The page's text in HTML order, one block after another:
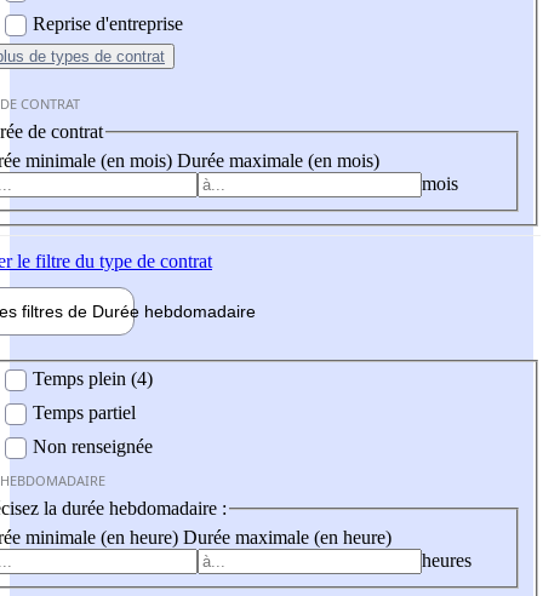
Reprise d'entreprise
de types de contrat
CONTRAT
de contrat
minimale (en mois) Durée maximale (en mois)
mois
le filtre du type de contrat
filtres de Durée hebdomadaire
Temps plein (4)
Temps partiel
Non renseignée
la durée hebdomadaire :
minimale (en heure) Durée maximale (en heure)
heures